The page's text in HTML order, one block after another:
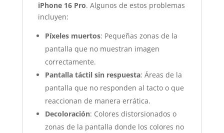
iPhone 16 Pro. Algunos de estos problemas
incluyen:
Píxeles muertos: Pequeñas zonas de la
pantalla que no muestran imagen
correctamente.
Pantalla táctil sin respuesta: Áreas de la
pantalla que no responden al tacto o que
reaccionan de manera errática.
Decoloración: Colores distorsionados o
zonas de la pantalla donde los colores no